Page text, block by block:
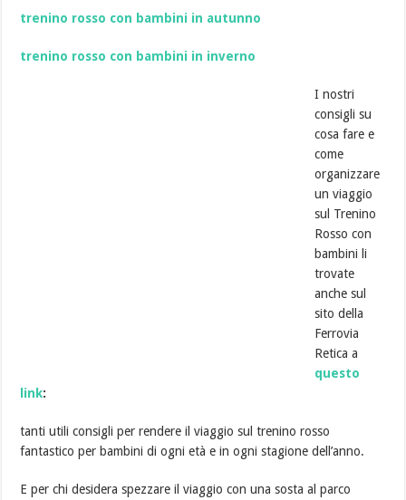
trenino rosso con bambini in autunno
trenino rosso con bambini in inverno
I nostri
consigli su
cosa fare e
come
organizzare
un viaggio
sul Trenino
Rosso con
bambini li
trovate
anche sul
sito della
Ferrovia
Retica a
questo
link:
tanti utili consigli per rendere il viaggio sul trenino rosso
fantastico per bambini di ogni età e in ogni stagione dell’anno.
E per chi desidera spezzare il viaggio con una sosta al parco